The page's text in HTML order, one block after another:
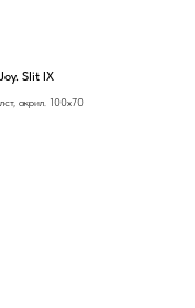
Slit IX
акрил. 100х70